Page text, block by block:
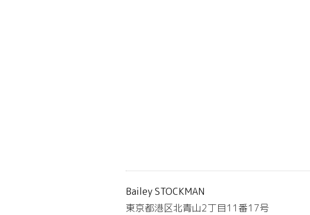
Bailey STOCKMAN
東京都港区北青山2丁目11番17号